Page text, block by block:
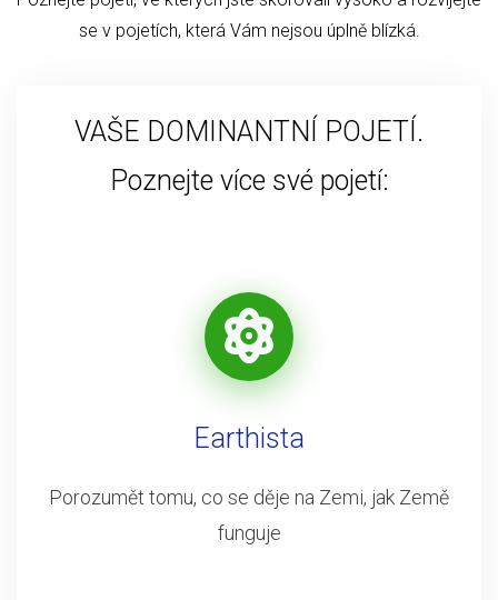
se v pojetích, která Vám nejsou úplně blízká.
VAŠE DOMINANTNÍ POJETÍ.
Poznejte více své pojetí:
Earthista
Porozumět tomu, co se děje na Zemi, jak Země
funguje